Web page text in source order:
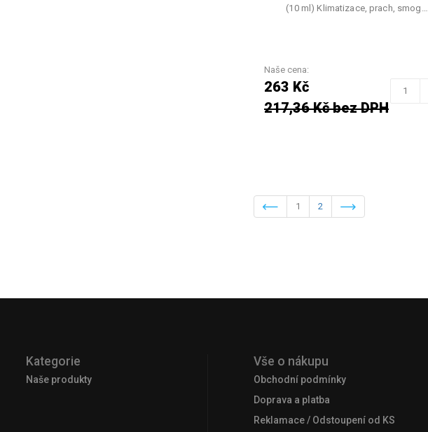
(10 ml) Klimatizace, prach, smog…
Naše cena:
263 Kč
217,36 Kč bez DPH
1 2
Kategorie
Naše produkty
Vše o nákupu
Obchodní podmínky
Doprava a platba
Reklamace / Odstoupení od KS